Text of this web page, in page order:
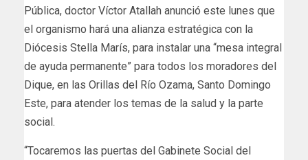
Pública, doctor Víctor Atallah anunció este lunes que
el organismo hará una alianza estratégica con la
Diócesis Stella Marís, para instalar una “mesa integral
de ayuda permanente” para todos los moradores del
Dique, en las Orillas del Río Ozama, Santo Domingo
Este, para atender los temas de la salud y la parte
social.
“Tocaremos las puertas del Gabinete Social del